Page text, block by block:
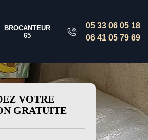
BROCANTEUR
65
05 33 06 05 18
06 41 05 79 69
VOTRE
GRATUITE